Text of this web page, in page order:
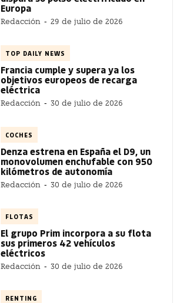
Europa
Redacción - 29 de julio de 2026
TOP DAILY NEWS
Francia cumple y supera ya los
objetivos europeos de recarga
eléctrica
Redacción - 30 de julio de 2026
COCHES
Denza estrena en España el D9, un
monovolumen enchufable con 950
kilómetros de autonomía
Redacción - 30 de julio de 2026
FLOTAS
El grupo Prim incorpora a su flota
sus primeros 42 vehículos
eléctricos
Redacción - 30 de julio de 2026
RENTING